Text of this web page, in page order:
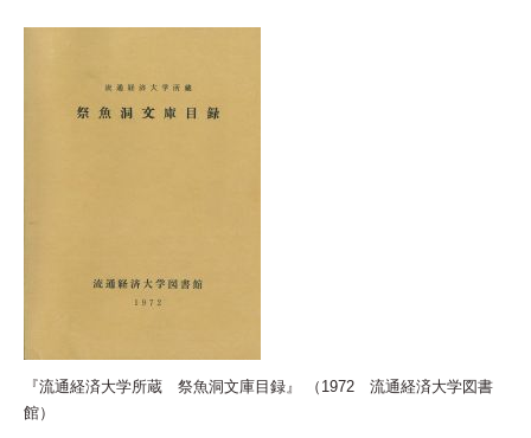
『流通経済大学所蔵 祭魚洞文庫目録』
（1972 流通経済大学図書
館）